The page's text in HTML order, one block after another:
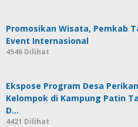
Promosikan Wisata, Pemkab
Event Internasional
4546 Dilihat
Ekspose Program Desa
Kelompok di Kampung Patin
D…
4421 Dilihat